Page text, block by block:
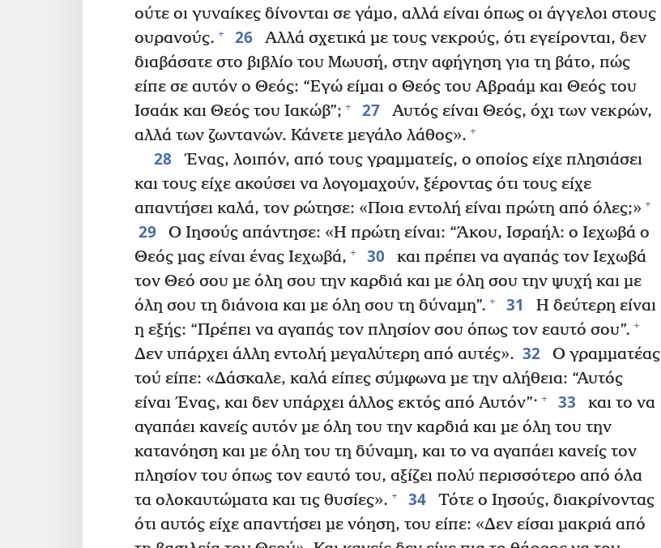
ούτε οι γυναίκες δίνονται σε γάμο, αλλά είναι όπως οι άγγελοι στους
ουρανούς. + 26
Αλλά σχετικά με τους νεκρούς, ότι εγείρονται, δεν
διαβάσατε στο βιβλίο του Μωυσή, στην αφήγηση για τη βάτο, πώς
είπε σε αυτόν ο Θεός: “Εγώ είμαι ο Θεός του Αβραάμ και Θεός του
Ισαάκ και Θεός του Ιακώβ”; + 27
Αυτός είναι Θεός, όχι των νεκρών,
αλλά των ζωντανών. Κάνετε μεγάλο λάθος». +
28
Ένας, λοιπόν, από τους γραμματείς, ο οποίος είχε πλησιάσει
και τους είχε ακούσει να λογομαχούν, ξέροντας ότι τους είχε
απαντήσει καλά, τον ρώτησε: «Ποια εντολή είναι πρώτη από όλες;» +
29
Ο Ιησούς απάντησε: «Η πρώτη είναι: “Άκου, Ισραήλ: ο Ιεχωβά ο
Θεός μας είναι ένας Ιεχωβά, + 30
και πρέπει να αγαπάς τον Ιεχωβά
τον Θεό σου με όλη σου την καρδιά και με όλη σου την ψυχή και με
όλη σου τη διάνοια και με όλη σου τη δύναμη”. + 31
Η δεύτερη είναι
η εξής: “Πρέπει να αγαπάς τον πλησίον σου όπως τον εαυτό σου”. +
Δεν υπάρχει άλλη εντολή μεγαλύτερη από αυτές». 32
Ο γραμματέας
τού είπε: «Δάσκαλε, καλά είπες σύμφωνα με την αλήθεια: “Αυτός
είναι Ένας, και δεν υπάρχει άλλος εκτός από Αυτόν”· + 33
και το να
αγαπάει κανείς αυτόν με όλη του την καρδιά και με όλη του την
κατανόηση και με όλη του τη δύναμη, και το να αγαπάει κανείς τον
πλησίον του όπως τον εαυτό του, αξίζει πολύ περισσότερο από όλα
τα ολοκαυτώματα και τις θυσίες». + 34
Τότε ο Ιησούς, διακρίνοντας
ότι αυτός είχε απαντήσει με νόηση, του είπε: «Δεν είσαι μακριά από